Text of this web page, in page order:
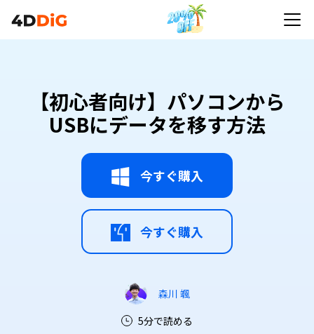
【初心者向け】パソコンから
USBにデータを移す方法
今すぐ購入
今すぐ購入
森川 颯
5分で読める